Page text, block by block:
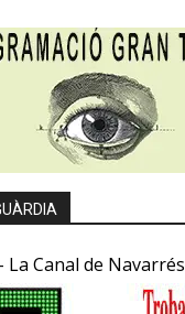
La Canal de Navarrés